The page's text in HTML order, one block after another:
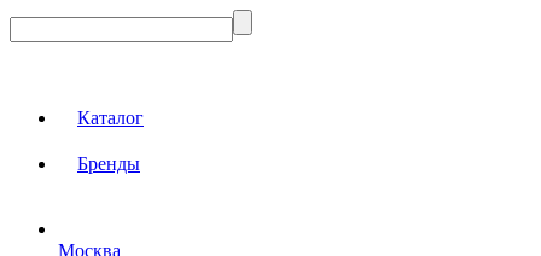
Каталог
Бренды
Москва